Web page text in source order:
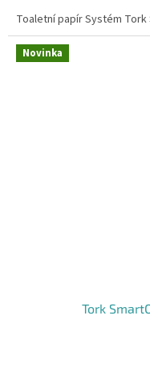
Toaletní papír Systém Tork
Novinka
Tork